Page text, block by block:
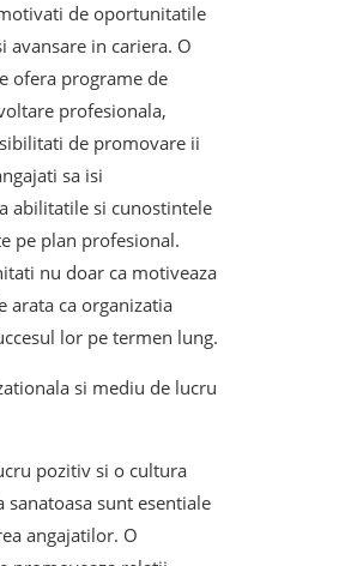
de oportunitatile
avansare in cariera. O
ofera programe de
profesionala,
de promovare ii
sa isi
abilitatile si cunostintele
pe plan profesional.
nu doar ca motiveaza
arata ca organizatia
lor pe termen lung.
si mediu de lucru
pozitiv si o cultura
sanatoasa sunt esentiale
angajatilor. O